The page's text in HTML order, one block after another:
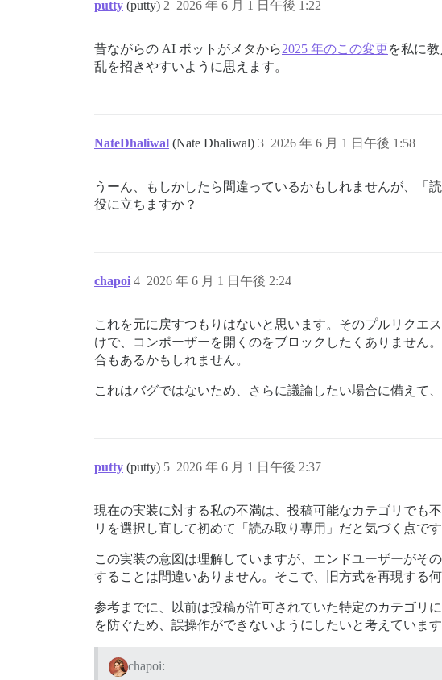
putty (putty) 2026 年 6 月 1 日午後 1:22
2
昔ながらの AI ボットがメタから2025 年のこの変更を私に
乱を招きやすいように思えます。
NateDhaliwal (Nate Dhaliwal) 2026 年 6 月 1 日午後 1:58
3
うーん、もしかしたら間違っているかもしれませんが、「
役に立ちますか？
chapoi 2026 年 6 月 1 日午後 2:24
4
これを元に戻すつもりはないと思います。そのプルリクエ
けで、コンポーザーを開くのをブロックしたくありません
合もあるかもしれません。
これはバグではないため、さらに議論したい場合に備えて
putty (putty) 2026 年 6 月 1 日午後 2:37
5
現在の実装に対する私の不満は、投稿可能なカテゴリでも
リを選択し直して初めて「読み取り専用」だと気づく点で
この実装の意図は理解していますが、エンドユーザーがそ
することは間違いありません。そこで、旧方式を再現する
参考までに、以前は投稿が許可されていた特定のカテゴリ
を防ぐため、誤操作ができないようにしたいと考えています
chapoi: